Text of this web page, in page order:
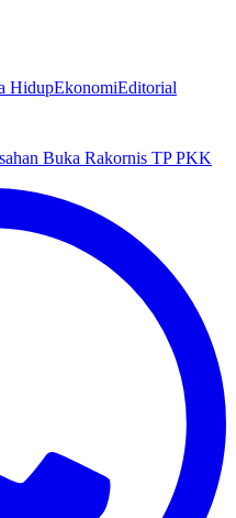
HidupEkonomiEditorial
Buka Rakornis TP PKK